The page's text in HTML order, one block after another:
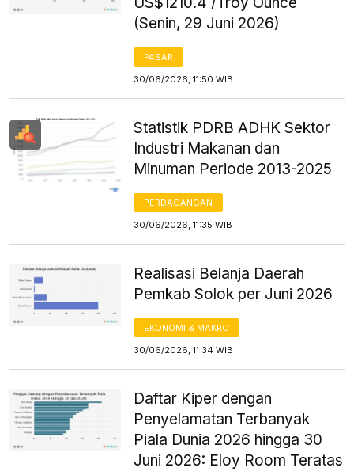
(Senin, 29 Juni 2026)
PASAR
30/06/2026, 11:50 WIB
Statistik PDRB ADHK Sektor
Industri Makanan dan
Minuman Periode 2013-2025
PERDAGANGAN
30/06/2026, 11:35 WIB
Realisasi Belanja Daerah
Pemkab Solok per Juni 2026
EKONOMI & MAKRO
30/06/2026, 11:34 WIB
Daftar Kiper dengan
Penyelamatan Terbanyak
Piala Dunia 2026 hingga 30
Juni 2026: Eloy Room Teratas